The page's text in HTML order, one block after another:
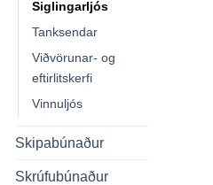
Siglingarljós
Tanksendar
Viðvörunar- og
eftirlitskerfi
Vinnuljós
Skipabúnaður
Skrúfubúnaður